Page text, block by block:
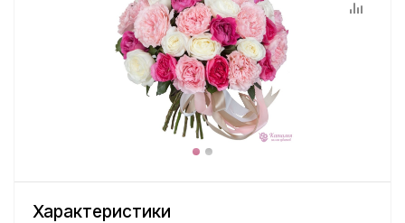
Характеристики